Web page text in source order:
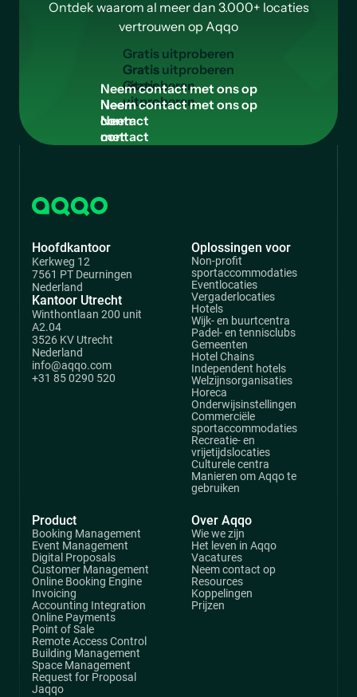
Ontdek waarom al meer dan 3.000+ locaties
vertrouwen op Aqqo
Gratisuitproberen
Gratis
uitproberen
Neemcontactmetonsop
Neem
contact
met
Hoofdkantoor
Kerkweg 12
7561 PT Deurningen
Nederland
Kantoor Utrecht
Winthontlaan 200 unit
A2.04
3526 KV Utrecht
Nederland
info@aqqo.com
+31 85 0290 520
Product
Booking Management
Event Management
Digital Proposals
Customer Management
Online Booking Engine
Invoicing
Accounting Integration
Online Payments
Point of Sale
Remote Access Control
Building Management
Space Management
Request for Proposal
Jaqqo
Oplossingen voor
Non-profit
sportaccommodaties
Eventlocaties
Vergaderlocaties
Hotels
Wijk- en buurtcentra
Padel- en tennisclubs
Gemeenten
Hotel Chains
Independent hotels
Welzijnsorganisaties
Horeca
Onderwijsinstellingen
Commerciële
sportaccommodaties
Recreatie- en
vrijetijdslocaties
Culturele centra
Manieren om Aqqo te
gebruiken
Over Aqqo
Wie we zijn
Het leven in Aqqo
Vacatures
Neem contact op
Resources
Koppelingen
Prijzen